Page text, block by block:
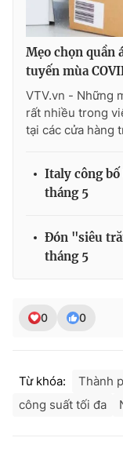
Mẹo chọn quần
tuyến mùa
VTV.vn - Những
rất nhiều trong
tại các cửa hàng
Italy công bố
tháng 5
Đón "siêu
tháng 5
0 0
Từ khóa: Thành
công suất tối đa